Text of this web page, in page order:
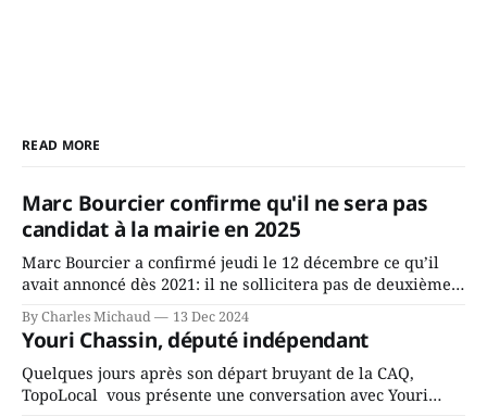
READ MORE
Marc Bourcier confirme qu'il ne sera pas
candidat à la mairie en 2025
Marc Bourcier a confirmé jeudi le 12 décembre ce qu’il
avait annoncé dès 2021: il ne sollicitera pas de deuxième
fait l’annonce en s’adressant aux employés de la ville,
rassemblés en soirée pour leur traditionnel souper
By Charles Michaud 13 Dec 2024
Youri Chassin, député indépendant
Quelques jours après son départ bruyant de la CAQ,
TopoLocal vous présente une conversation avec Youri